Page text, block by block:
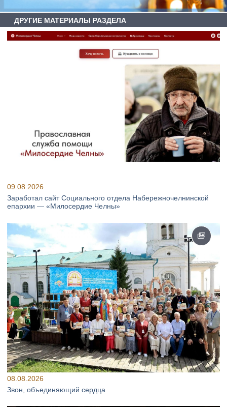
ДРУГИЕ МАТЕРИАЛЫ РАЗДЕЛА
09.08.2026
Заработал сайт Социального отдела Набережночелнинской
епархии — «Милосердие Челны»
08.08.2026
Звон, объединяющий сердца